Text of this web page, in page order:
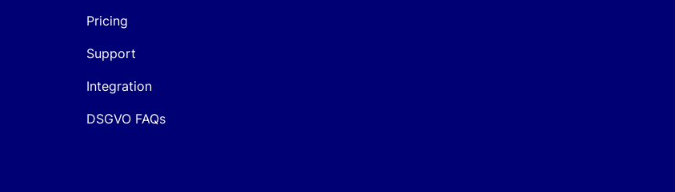
Pricing
Support
Integration
DSGVO FAQs